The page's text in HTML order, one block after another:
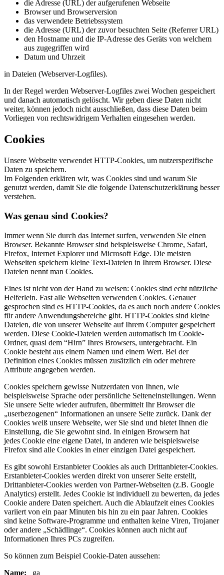
die Adresse (URL) der aufgerufenen Webseite
Browser und Browserversion
das verwendete Betriebssystem
die Adresse (URL) der zuvor besuchten Seite (Referrer URL)
den Hostname und die IP-Adresse des Geräts von welchem
aus zugegriffen wird
Datum und Uhrzeit
in Dateien (Webserver-Logfiles).
In der Regel werden Webserver-Logfiles zwei Wochen gespeichert
und danach automatisch gelöscht. Wir geben diese Daten nicht
weiter, können jedoch nicht ausschließen, dass diese Daten beim
Vorliegen von rechtswidrigem Verhalten eingesehen werden.
Cookies
Unsere Webseite verwendet HTTP-Cookies, um nutzerspezifische
Daten zu speichern.
Im Folgenden erklären wir, was Cookies sind und warum Sie
genutzt werden, damit Sie die folgende Datenschutzerklärung besser
verstehen.
Was genau sind Cookies?
Immer wenn Sie durch das Internet surfen, verwenden Sie einen
Browser. Bekannte Browser sind beispielsweise Chrome, Safari,
Firefox, Internet Explorer und Microsoft Edge. Die meisten
Webseiten speichern kleine Text-Dateien in Ihrem Browser. Diese
Dateien nennt man Cookies.
Eines ist nicht von der Hand zu weisen: Cookies sind echt nützliche
Helferlein. Fast alle Webseiten verwenden Cookies. Genauer
gesprochen sind es HTTP-Cookies, da es auch noch andere Cookies
für andere Anwendungsbereiche gibt. HTTP-Cookies sind kleine
Dateien, die von unserer Webseite auf Ihrem Computer gespeichert
werden. Diese Cookie-Dateien werden automatisch im Cookie-
Ordner, quasi dem “Hirn” Ihres Browsers, untergebracht. Ein
Cookie besteht aus einem Namen und einem Wert. Bei der
Definition eines Cookies müssen zusätzlich ein oder mehrere
Attribute angegeben werden.
Cookies speichern gewisse Nutzerdaten von Ihnen, wie
beispielsweise Sprache oder persönliche Seiteneinstellungen. Wenn
Sie unsere Seite wieder aufrufen, übermittelt Ihr Browser die
„userbezogenen“ Informationen an unsere Seite zurück. Dank der
Cookies weiß unsere Webseite, wer Sie sind und bietet Ihnen die
Einstellung, die Sie gewohnt sind. In einigen Browsern hat
jedes Cookie eine eigene Datei, in anderen wie beispielsweise
Firefox sind alle Cookies in einer einzigen Datei gespeichert.
Es gibt sowohl Erstanbieter Cookies als auch Drittanbieter-Cookies.
Erstanbieter-Cookies werden direkt von unserer Seite erstellt,
Drittanbieter-Cookies werden von Partner-Webseiten (z.B. Google
Analytics) erstellt. Jedes Cookie ist individuell zu bewerten, da jedes
Cookie andere Daten speichert. Auch die Ablaufzeit eines Cookies
variiert von ein paar Minuten bis hin zu ein paar Jahren. Cookies
sind keine Software-Programme und enthalten keine Viren, Trojaner
oder andere „Schädlinge“. Cookies können auch nicht auf
Informationen Ihres PCs zugreifen.
So können zum Beispiel Cookie-Daten aussehen:
Name: _ga